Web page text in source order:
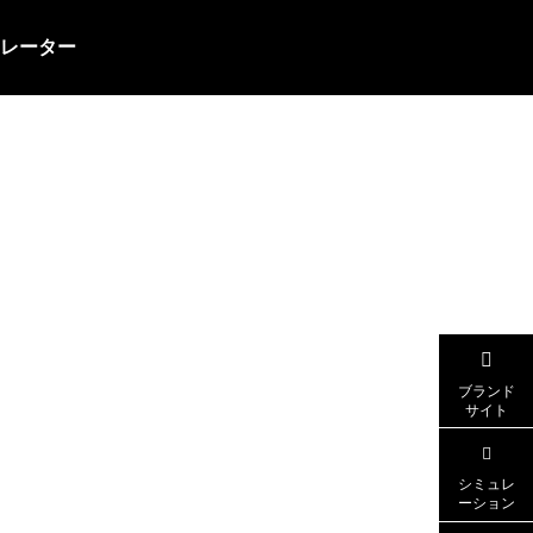
ーター
ブランド
サイト
シミュレ
ーション